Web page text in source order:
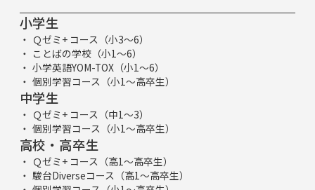
小学生
Ｑゼミ+ コース（小3～6）
ことばの学校（小1～6）
小学英語YOM-TOX（小1～6）
個別学習コース（小1～高卒生）
中学生
Ｑゼミ+ コース（中1～3）
個別学習コース（小1～高卒生）
高校・高卒生
Ｑゼミ+ コース（高1～高卒生）
駿台Diverseコース（高1～高卒生）